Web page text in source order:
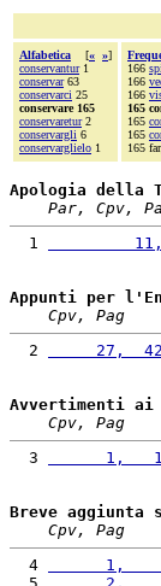
Alfabetica [« »]
conservantur1
conservar63
conservarci 25
conservare 165
conservaretur2
conservargli 6
conservarglielo 1
166
166
166
165
165
165
165
Apologia della
Par, Cpv,
  1
Appunti per
Cpv, Pag
  2
27,
Avvertimenti ai
Cpv, Pag
  3
1,
Breve aggiunta
Cpv, Pag
  4
1,